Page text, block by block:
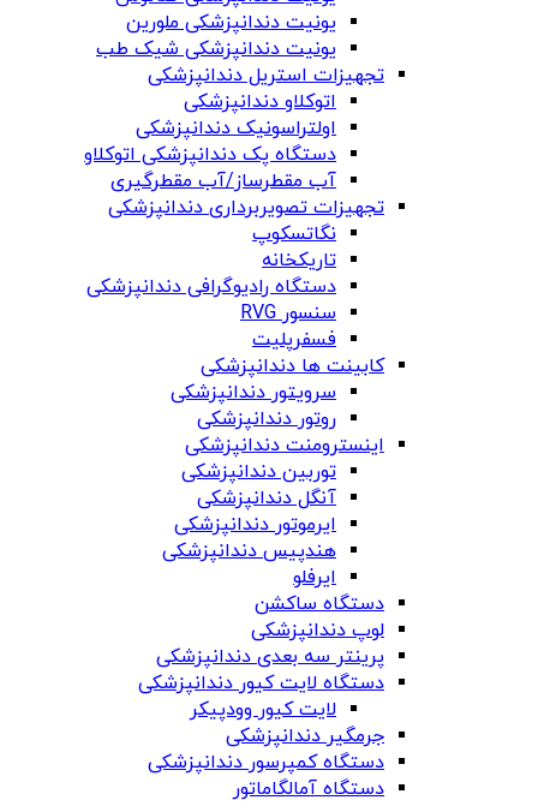
یونیت دندانپزشکی ملورین
یونیت دندانپزشکی شیک طب
تجهیزات استریل دندانپزشکی
اتوکلاو دندانپزشکی
اولتراسونیک دندانپزشکی
دستگاه پک دندانپزشکی اتوکلاو
آب مقطرساز/آب مقطرگیری
تجهیزات تصویربرداری دندانپزشکی
نگاتسکوپ
تاریکخانه
دستگاه‌ رادیوگرافی دندانپزشکی
سنسور RVG
فسفرپلیت
کابینت ها دندانپزشکی
سرویتور دندانپزشکی
روتور دندانپزشکی
اینسترومنت دندانپزشکی
توربین دندانپزشکی
آنگل دندانپزشکی
ایرموتور دندانپزشکی
هندپیس دندانپزشکی
ایرفلو
دستگاه ساکشن
لوپ دندانپزشکی
پرینتر سه بعدی دندانپزشکی
دستگاه لایت کیور دندانپزشکی
لایت کیور وودپیکر
جرمگیر دندانپزشکی
دستگاه کمپرسور دندانپزشکی
دستگاه آمالگاماتور